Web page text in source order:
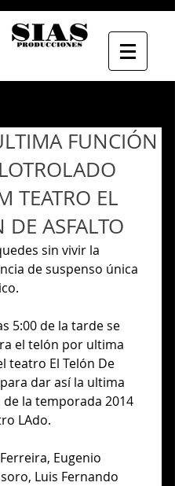
FUNCIÓN
TEATRO EL
DE ASFALTO
de suspenso única
5:00 de la tarde se
el telón por ultima
teatro El Telón De
dar así la ultima
la temporada 2014
LAdo.
Eugenio
Luis Fernando